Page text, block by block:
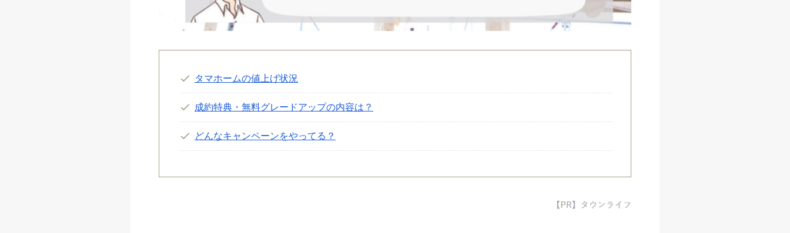
タマホームの値上げ状況
成約特典・無料グレードアップの内容は？
どんなキャンペーンをやってる？